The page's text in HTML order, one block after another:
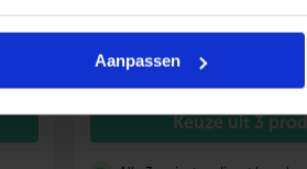
Aanpassen
Vanaf9,51
incl. btw
Keuze uit 3